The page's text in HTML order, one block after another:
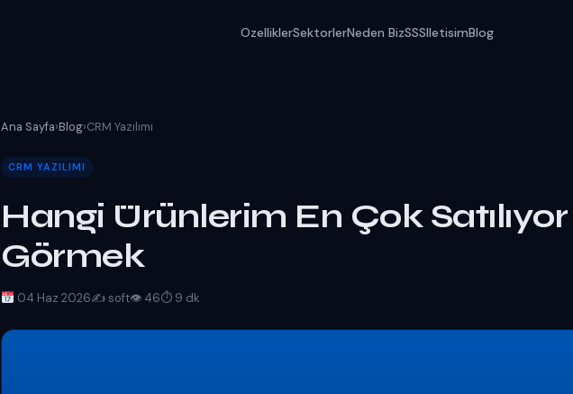
OzelliklerSektorlerNeden BizSSSIletisimBlog
Ana Sayfa›Blog›CRM Yazılımı
CRM YAZILIMI
Hangi Ürünlerim En Çok Satılıyor
Görmek
04 Haz 2026✍️ soft👁 46⏱ 9 dk